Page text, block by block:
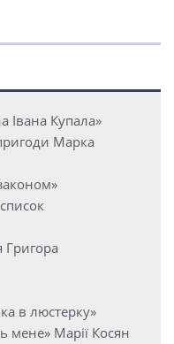
Івана Купала»
Марка
Григора
в люстерку»
мене» Марії Косян